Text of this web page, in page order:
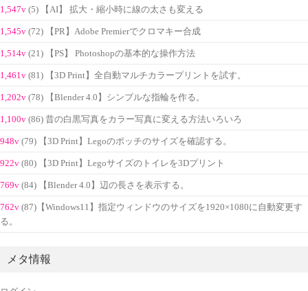
1,547v (5) 【AI】 拡大・縮小時に線の太さも変える
1,545v (72) 【PR】Adobe Premierでクロマキー合成
1,514v (21) 【PS】 Photoshopの基本的な操作方法
1,461v (81) 【3D Print】全自動マルチカラープリントを試す。
1,202v (78) 【Blender 4.0】シンプルな指輪を作る。
1,100v (86) 昔の白黒写真をカラー写真に変える方法いろいろ
948v (79) 【3D Print】Legoのポッチのサイズを確認する。
922v (80) 【3D Print】Legoサイズのトイレを3Dプリント
769v (84) 【Blender 4.0】辺の長さを表示する。
762v (87)【Windows11】指定ウィンドウのサイズを1920×1080に自動変更す
る。
メタ情報